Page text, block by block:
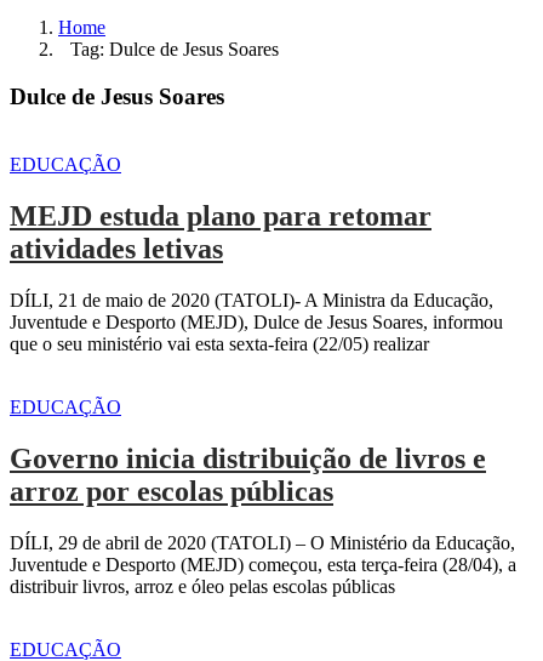
Home
Tag: Dulce de Jesus Soares
Dulce de Jesus Soares
EDUCAÇÃO
MEJD estuda plano para retomar
atividades letivas
DÍLI, 21 de maio de 2020 (TATOLI)- A Ministra da Educação,
Juventude e Desporto (MEJD), Dulce de Jesus Soares, informou
que o seu ministério vai esta sexta-feira (22/05) realizar
EDUCAÇÃO
Governo inicia distribuição de livros e
arroz por escolas públicas
DÍLI, 29 de abril de 2020 (TATOLI) – O Ministério da Educação,
Juventude e Desporto (MEJD) começou, esta terça-feira (28/04), a
distribuir livros, arroz e óleo pelas escolas públicas
EDUCAÇÃO